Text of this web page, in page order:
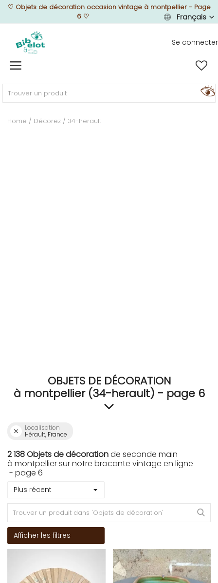
♡ Objets de décoration occasion vintage à montpellier - Page
6 ♡ Français
Se connecter
Home
MEUBLEZ
Home Décorez 34-herault
OBJETS DE DÉCORATION
à montpellier (34-herault) - page 6
Localisation
Hérault, France
2 138 Objets de décorationde seconde main
à montpellier sur notre brocante vintage en ligne
- page 6
Plus récent
Afficher les filtres